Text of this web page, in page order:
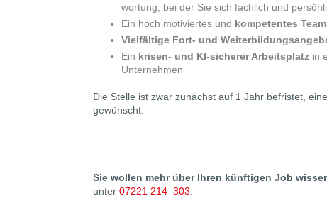
wortung, bei der Sie sich fachlich und
Ein hoch motiviertes und kompetentes Team
Vielfältige Fort- und
Ein krisen- und KI-sicherer Arbeitsplatz in
Unternehmen
Die Stelle ist zwar zunächst auf 1 Jahr befri­stet,
gewünscht.
Sie wollen mehr über Ihren künftigen Job
unter 07221 214–303